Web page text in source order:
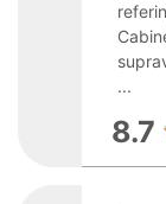
...
8.7